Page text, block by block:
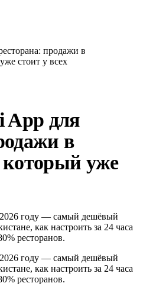
продажи в
стоит у всех
App для
в
который уже
году — самый дешёвый
как настроить за 24 часа
ресторанов.
году — самый дешёвый
как настроить за 24 часа
ресторанов.